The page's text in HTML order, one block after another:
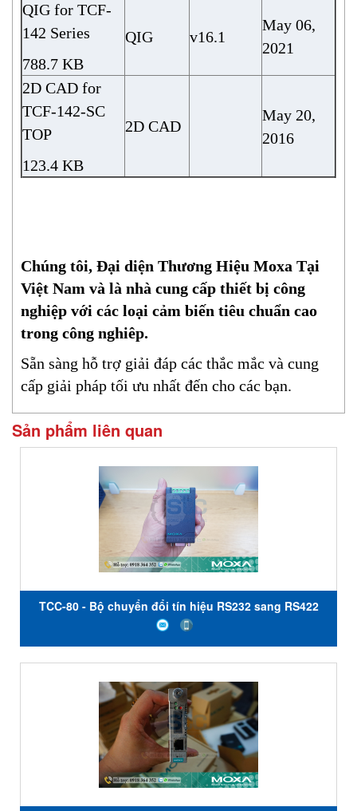
QIG for TCF-
142 Series
788.7 KB
QIG v16.1
May 06,
2021
2D CAD for
TCF-142-SC
TOP
123.4 KB
2D CAD
May 20,
2016
Chúng tôi, Đại diện Thương Hiệu Moxa Tại
Việt Nam và là nhà cung cấp thiết bị công
nghiệp với các loại cảm biến tiêu chuẩn cao
trong công nghiêp.
Sẵn sàng hỗ trợ giải đáp các thắc mắc và cung
cấp giải pháp tối ưu nhất đến cho các bạn.
Sản phẩm liên quan
TCC-80 - Bộ chuyển đổi tín hiệu RS232 sang RS422
RS485 - Moxa Việt Nam